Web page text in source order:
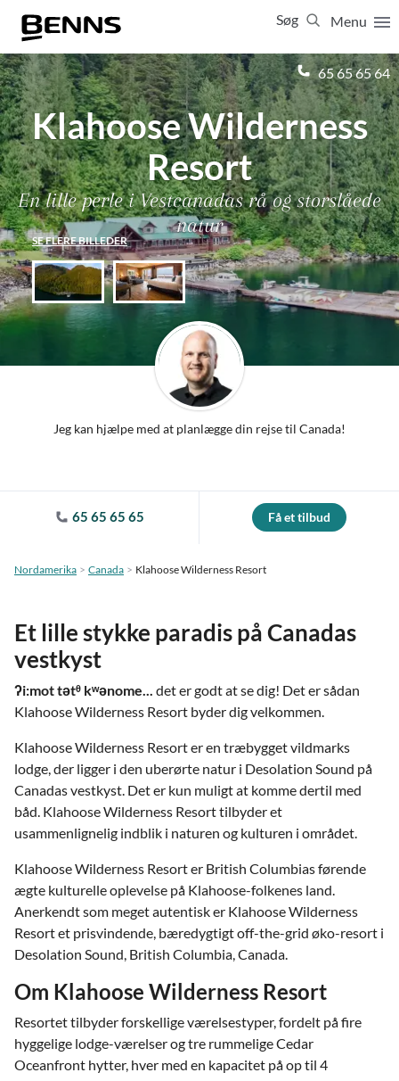
Menu
Søg
65 65 65 64
Klahoose Wilderness
Resort
En lille perle i Vestcanadas rå og storslåede
natur
SE FLERE BILLEDER
Jeg kan hjælpe med at planlægge din rejse til Canada!
65 65 65 65 Få et tilbud
Nordamerika Canada Klahoose Wilderness Resort
Et lille stykke paradis på Canadas
vestkyst
ʔi:mot tətᶿ kʷənome... det er godt at se dig! Det er sådan
Klahoose Wilderness Resort byder dig velkommen.
Klahoose Wilderness Resort er en træbygget vildmarks
lodge, der ligger i den uberørte natur i Desolation Sound på
Canadas vestkyst. Det er kun muligt at komme dertil med
båd. Klahoose Wilderness Resort tilbyder et
usammenlignelig indblik i naturen og kulturen i området.
Klahoose Wilderness Resort er British Columbias førende
ægte kulturelle oplevelse på Klahoose-folkenes land.
Anerkendt som meget autentisk er Klahoose Wilderness
Resort et prisvindende, bæredygtigt off-the-grid øko-resort i
Desolation Sound, British Columbia, Canada.
Om Klahoose Wilderness Resort
Resortet tilbyder forskellige værelsestyper, fordelt på fire
hyggelige lodge-værelser og tre rummelige Cedar
Oceanfront hytter, hver med en kapacitet på op til 4
Luk
Vis resultater for: Alle
Ferierejser
Firma- og temarejser
Studierejser